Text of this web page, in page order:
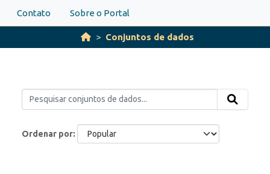
Contato Sobre o Portal
Conjuntos de dados
Ordenar por